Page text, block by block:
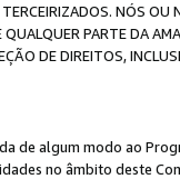
NÓS
PARTE DA
DE DIREITOS,
de algum modo ao
no âmbito deste